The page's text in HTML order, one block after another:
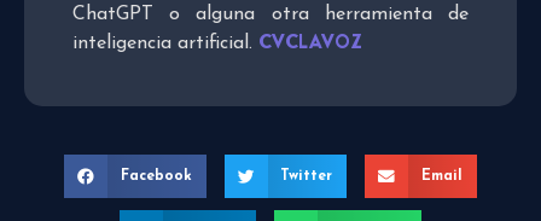
ChatGPT o alguna otra herramienta de
inteligencia artificial. CVCLAVOZ
Facebook Twitter Email